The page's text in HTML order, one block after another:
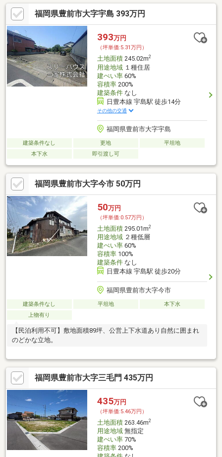
まで650ｍ（徒歩9分）徒歩圏内で安心です。【周辺施設】・セブ
ンイレブン豊前警察署前店まで750ｍ（徒歩10分）・ゆめマート
豊前まで2300ｍ（車5分）・JA福岡京築 豊前ふれあい市場まで
1200ｍ（徒歩15分）・アタックス豊前店まで1300ｍ（徒歩17
分）・ドラッグストアモリ フレスポくぼてんタウン店まで1200ｍ
（徒歩15分）
福岡県豊前市大字宇島 393万円
393万円
（坪単価:5.31万円）
土地面積245.02m2
用途地域１種住居
建ぺい率60%
容積率200%
建築条件なし
日豊本線 宇島駅 徒歩14分
その他の交通
福岡県豊前市大字宇島
建築条件なし 更地
平坦地
本下水
即引渡し可
福岡県豊前市大字今市 50万円
50万円
（坪単価:0.57万円）
土地面積295.01m2
用途地域２種低層
建ぺい率60%
容積率100%
建築条件なし
日豊本線 宇島駅 徒歩20分
福岡県豊前市大字今市
建築条件なし 平坦地
本下水
上物有り
【民泊利用不可】敷地面積89坪、公営上下水道あり自然に囲まれ
のどかな立地。
福岡県豊前市大字三毛門 435万円
435万円
（坪単価:5.46万円）
土地面積263.46m2
用途地域無指定
建ぺい率70%
容積率200%